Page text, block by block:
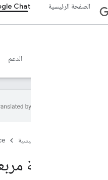
الصفحة الرئيسية Chat
الدعم
الصفحة الرئيسية
إتاحة